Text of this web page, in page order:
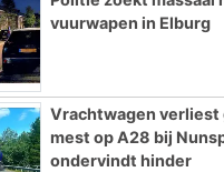
vuurwapen in Elburg
Vrachtwagen
mest op A28 bij
ondervindt hinder